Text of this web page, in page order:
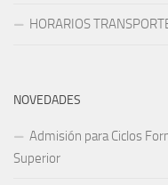
HORARIOS
NOVEDADES
Admisión para Ciclos
Superior